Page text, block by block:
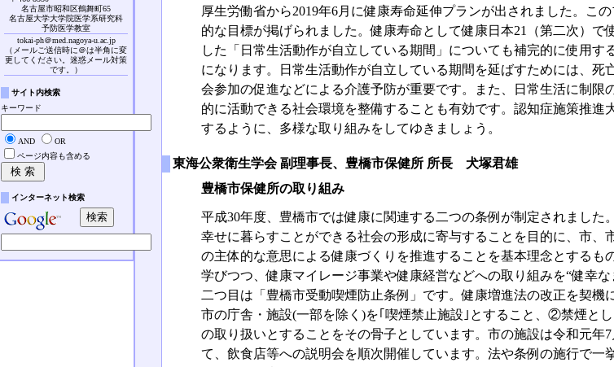
厚生労働省から2019年6月に健康寿命延伸プランが出されました。こ
的な目標が掲げられました。健康寿命として健康日本21（第二次）
した「日常生活動作が自立している期間」についても補完的に使用
になります。日常生活動作が自立している期間を延ばすためには、
会参加の促進などによる介護予防が重要です。また、日常生活に制
的に活動できる社会環境を整備することも有効です。認知症施策推
するように、多様な取り組みをしてゆきましょう。
東海公衆衛生学会 副理事長、豊橋市保健所 所長 犬塚君雄
豊橋市保健所の取り組み
平成30年度、豊橋市では健康に関連する二つの条例が制定されまし
幸せに暮らすことができる社会の形成に寄与することを目的に、市
の主体的な意思による健康づくりを推進することを基本理念とする
学びつつ、健康マイレージ事業や健康経営などへの取り組みを“健幸
二つ目は「豊橋市受動喫煙防止条例」です。健康増進法の改正を契
市の庁舎・施設(一部を除く)を｢喫煙禁止施設｣とすること、②禁煙と
の取り扱いとすることをその骨子としています。市の施設は令和元
て、飲食店等への説明会を順次開催しています。法や条例の施行で
名古屋市昭和区鶴舞町65
名古屋大学大学院医学系研究科
予防医学教室
tokai-ph＠med.nagoya-u.ac.jp
（メールご送信時に＠は半角に変
更してください。迷惑メール対策
です。）
サイト内検索
キーワード
AND
OR
ページ内容も含める
インターネット検索